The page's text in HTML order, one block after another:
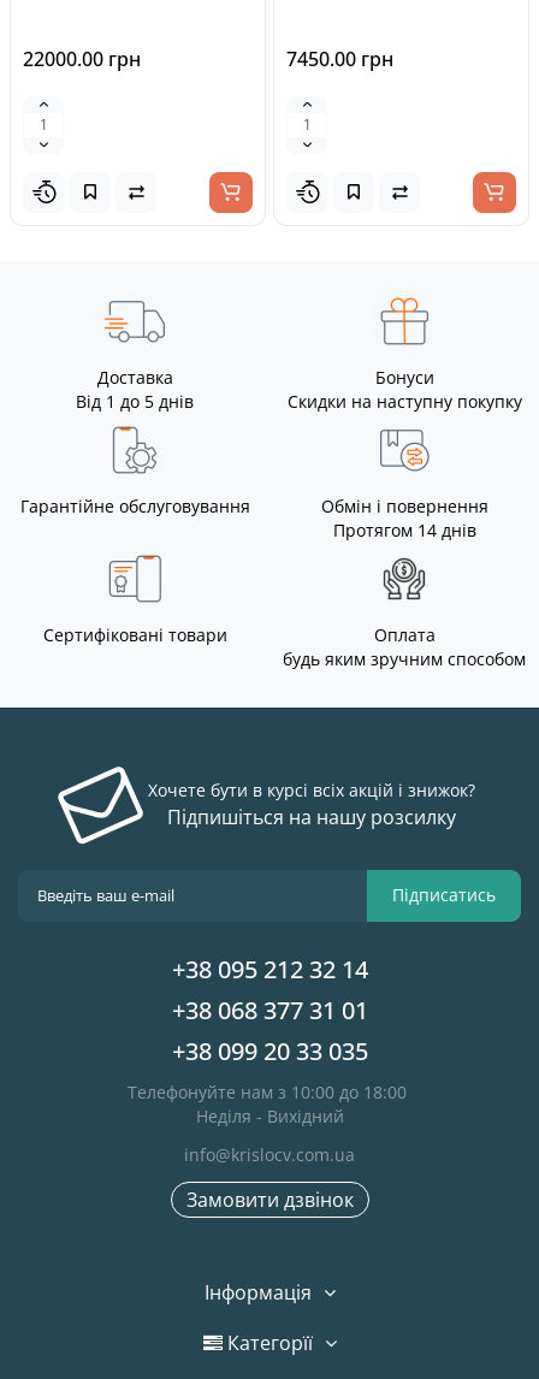
22000.00 грн 7450.00 грн
Доставка
Від 1 до 5 днів
Бонуси
Скидки на наступну покупку
Гарантійне обслуговування
Обмін і повернення
Протягом 14 днів
Сертифіковані товари
Оплата
будь яким зручним способом
Хочете бути в курсі всіх акцій і знижок?
Підпишіться на нашу розсилку
Підписатись
+38 095 212 32 14
+38 068 377 31 01
+38 099 20 33 035
Телефонуйте нам з 10:00 до 18:00
Неділя - Вихідний
info@krislocv.com.ua
Замовити дзвінок
Інформація
Категорїї